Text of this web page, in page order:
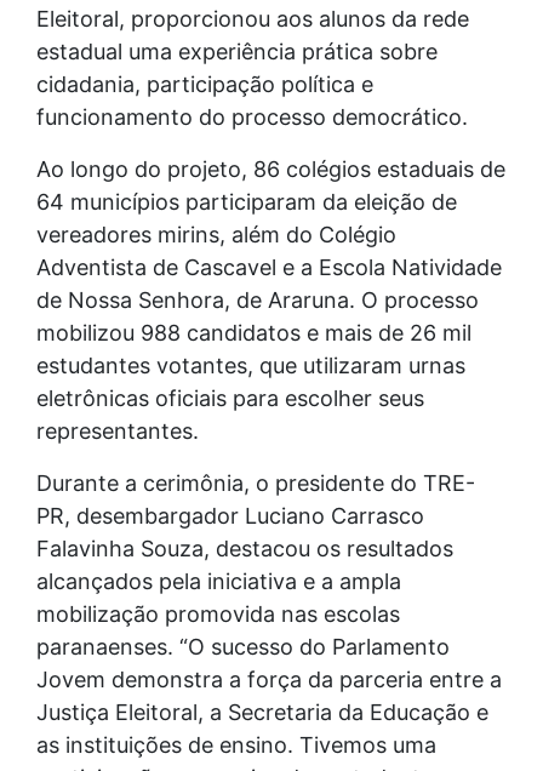
Eleitoral, proporcionou aos alunos da rede
estadual uma experiência prática sobre
cidadania, participação política e
funcionamento do processo democrático.
Ao longo do projeto, 86 colégios estaduais de
64 municípios participaram da eleição de
vereadores mirins, além do Colégio
Adventista de Cascavel e a Escola Natividade
de Nossa Senhora, de Araruna. O processo
mobilizou 988 candidatos e mais de 26 mil
estudantes votantes, que utilizaram urnas
eletrônicas oficiais para escolher seus
representantes.
Durante a cerimônia, o presidente do TRE-
PR, desembargador Luciano Carrasco
Falavinha Souza, destacou os resultados
alcançados pela iniciativa e a ampla
mobilização promovida nas escolas
paranaenses. “O sucesso do Parlamento
Jovem demonstra a força da parceria entre a
Justiça Eleitoral, a Secretaria da Educação e
as instituições de ensino. Tivemos uma